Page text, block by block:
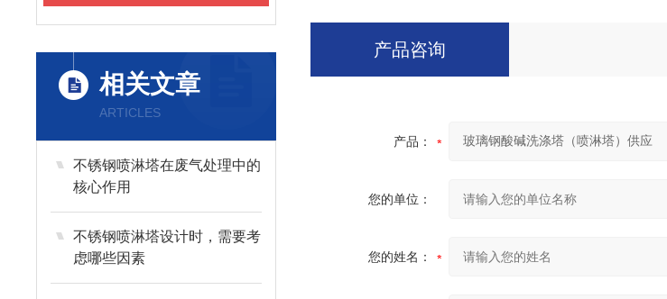
相关文章
ARTICLES
不锈钢喷淋塔在废气处理中的
核心作用
不锈钢喷淋塔设计时，需要考
虑哪些因素
产品咨询
产品：
您的单位：
您的姓名：